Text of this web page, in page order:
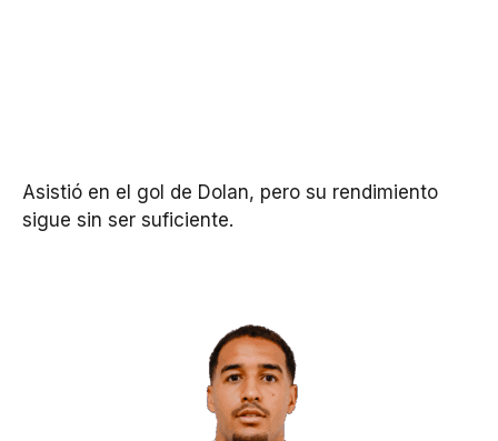
Asistió en el gol de Dolan, pero su rendimiento
sigue sin ser suficiente.